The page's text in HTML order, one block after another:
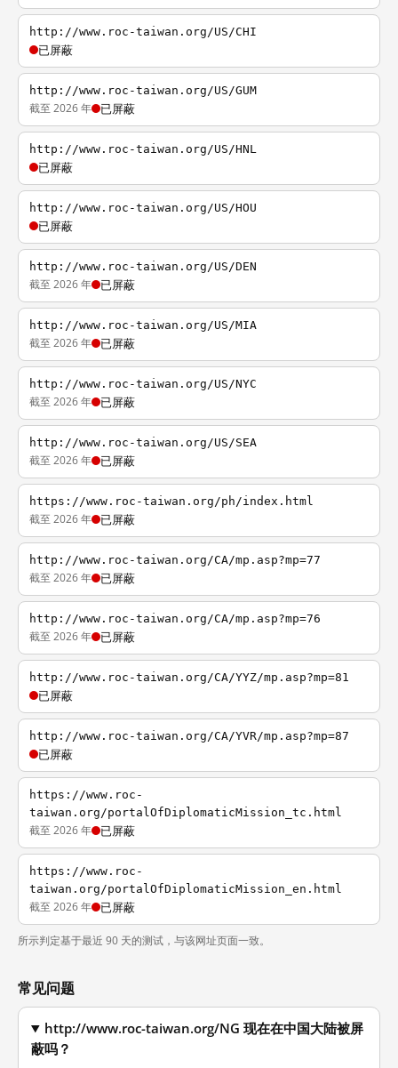
http://www.roc-taiwan.org/US/CHI
已屏蔽
http://www.roc-taiwan.org/US/GUM
截至 2026 年 已屏蔽
http://www.roc-taiwan.org/US/HNL
已屏蔽
http://www.roc-taiwan.org/US/HOU
已屏蔽
http://www.roc-taiwan.org/US/DEN
截至 2026 年 已屏蔽
http://www.roc-taiwan.org/US/MIA
截至 2026 年 已屏蔽
http://www.roc-taiwan.org/US/NYC
截至 2026 年 已屏蔽
http://www.roc-taiwan.org/US/SEA
截至 2026 年 已屏蔽
https://www.roc-taiwan.org/ph/index.html
截至 2026 年 已屏蔽
http://www.roc-taiwan.org/CA/mp.asp?mp=77
截至 2026 年 已屏蔽
http://www.roc-taiwan.org/CA/mp.asp?mp=76
截至 2026 年 已屏蔽
http://www.roc-taiwan.org/CA/YYZ/mp.asp?mp=81
已屏蔽
http://www.roc-taiwan.org/CA/YVR/mp.asp?mp=87
已屏蔽
https://www.roc-
taiwan.org/portalOfDiplomaticMission_tc.html
截至 2026 年 已屏蔽
https://www.roc-
taiwan.org/portalOfDiplomaticMission_en.html
截至 2026 年 已屏蔽
所示判定基于最近 90 天的测试，与该网址页面一致。
常见问题
http://www.roc-taiwan.org/NG 现在在中国大陆被屏
蔽吗？